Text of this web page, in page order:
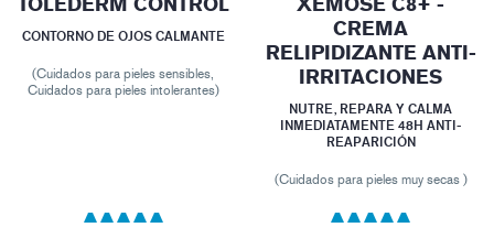
CONTORNO DE OJOS CALMANTE
(Cuidados para pieles sensibles,
Cuidados para pieles intolerantes)
CREMA
RELIPIDIZANTE ANTI-
IRRITACIONES
NUTRE, REPARA Y CALMA
INMEDIATAMENTE 48H ANTI-
REAPARICIÓN
(Cuidados para pieles muy secas )